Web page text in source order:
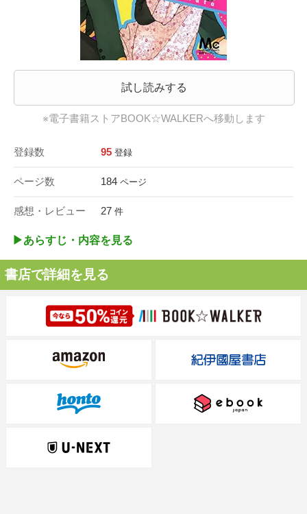
試し読みする
※電子書籍ストアBOOK☆WALKERへ移動します
登録数 95 登録
ページ数 184 ページ
感想・レビュー 27 件
▶︎あらすじ・内容を見る
書店で詳細を見る